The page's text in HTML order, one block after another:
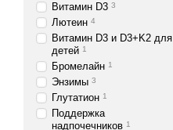
Витамин D3 3
Лютеин 4
Витамин D3 и D3+K2 для
детей 1
Бромелайн 1
Энзимы 3
Глутатион 1
Поддержка
надпочечников 1